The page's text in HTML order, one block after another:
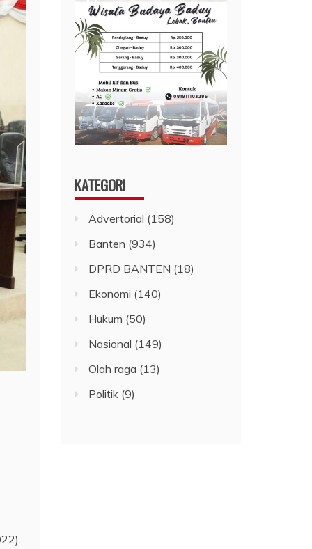
KATEGORI
Advertorial (158)
Banten (934)
DPRD BANTEN (18)
Ekonomi (140)
Hukum (50)
Nasional (149)
Olah raga (13)
Politik (9)